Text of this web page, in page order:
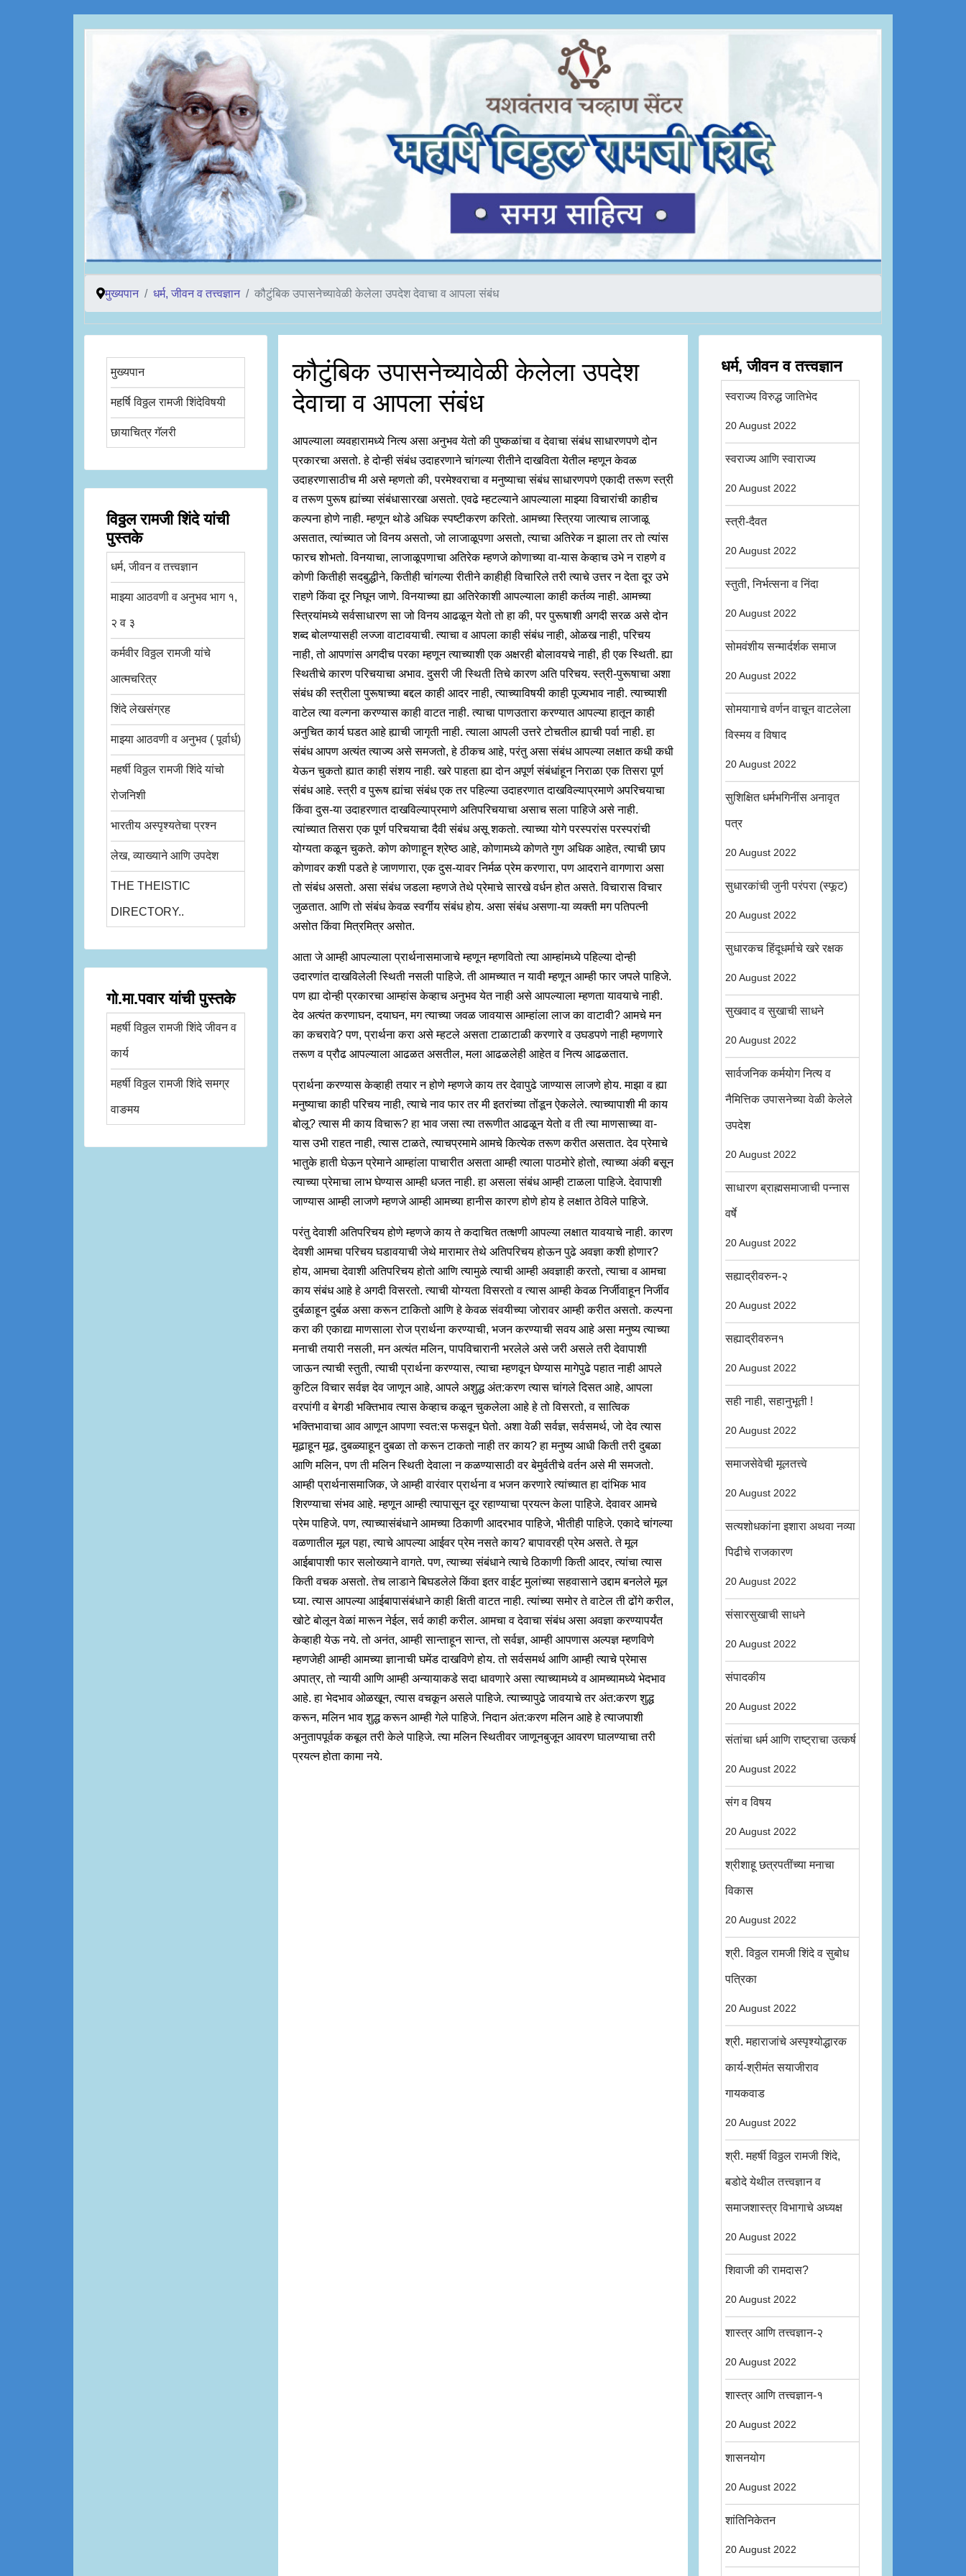
मुख्यपान धर्म, जीवन व तत्त्वज्ञान कौटुंबिक उपासनेच्यावेळी केलेला उपदेश देवाचा व आपला संबंध
मुख्यपान
महर्षि विठ्ठल रामजी शिंदेविषयी
छायाचित्र गॅलरी
विठ्ठल रामजी शिंदे यांची
पुस्तके
धर्म, जीवन व तत्त्वज्ञान
माझ्या आठवणी व अनुभव भाग १,
२ व ३
कर्मवीर विठ्ठल रामजी यांचे
आत्मचरित्र
शिंदे लेखसंग्रह
माझ्या आठवणी व अनुभव ( पूर्वार्ध)
महर्षी विठ्ठल रामजी शिंदे यांचो
रोजनिशी
भारतीय अस्पृश्यतेचा प्रश्न
लेख, व्याख्याने आणि उपदेश
THE THEISTIC
DIRECTORY..
गो.मा.पवार यांची पुस्तके
महर्षी विठ्ठल रामजी शिंदे जीवन व
कार्य
महर्षी विठ्ठल रामजी शिंदे समग्र
वाङमय
कौटुंबिक उपासनेच्यावेळी केलेला उपदेश
देवाचा व आपला संबंध
आपल्याला व्यवहारामध्ये नित्य असा अनुभव येतो की पुष्कळांचा व देवाचा संबंध साधारणपणे दोन
प्रकारचा असतो. हे दोन्ही संबंध उदाहरणाने चांगल्या रीतीने दाखविता येतील म्हणून केवळ
उदाहरणासाठीच मी असे म्हणतो की, परमेश्वराचा व मनुष्याचा संबंध साधारणपणे एकादी तरूण स्त्री
व तरूण पुरूष ह्यांच्या संबंधासारखा असतो. एवढे म्हटल्याने आपल्याला माझ्या विचारांची काहीच
कल्पना होणे नाही. म्हणून थोडे अधिक स्पष्टीकरण करितो. आमच्या स्त्रिया जात्याच लाजाळू
असतात, त्यांच्यात जो विनय असतो, जो लाजाळूपणा असतो, त्याचा अतिरेक न झाला तर तो त्यांस
फारच शोभतो. विनयाचा, लाजाळूपणाचा अतिरेक म्हणजे कोणाच्या वा-यास केव्हाच उभे न राहणे व
कोणी कितीही सदबुद्धीने, कितीही चांगल्या रीतीने काहीही विचारिले तरी त्याचे उत्तर न देता दूर उभे
राहणे किंवा दूर निघून जाणे. विनयाच्या ह्या अतिरेकाशी आपल्याला काही कर्तव्य नाही. आमच्या
स्त्रियांमध्ये सर्वसाधारण सा जो विनय आढळून येतो तो हा की, पर पुरूषाशी अगदी सरळ असे दोन
शब्द बोलण्यासही लज्जा वाटावयाची. त्याचा व आपला काही संबंध नाही, ओळख नाही, परिचय
नाही, तो आपणांस अगदीच परका म्हणून त्याच्याशी एक अक्षरही बोलावयचे नाही, ही एक स्थिती. ह्या
स्थितीचे कारण परिचयाचा अभाव. दुसरी जी स्थिती तिचे कारण अति परिचय. स्त्री-पुरूषाचा अशा
संबंध की स्त्रीला पुरूषाच्या बद्दल काही आदर नाही, त्याच्याविषयी काही पूज्यभाव नाही. त्याच्याशी
वाटेल त्या वल्गना करण्यास काही वाटत नाही. त्याचा पाणउतारा करण्यात आपल्या हातून काही
अनुचित कार्य घडत आहे ह्याची जागृती नाही. त्याला आपली उत्तरे टोचतील ह्याची पर्वा नाही. हा
संबंध आपण अत्यंत त्याज्य असे समजतो, हे ठीकच आहे, परंतु असा संबंध आपल्या लक्षात कधी कधी
येऊन चुकतो ह्यात काही संशय नाही. खरे पाहता ह्या दोन अपूर्ण संबंधांहून निराळा एक तिसरा पूर्ण
संबंध आहे. स्त्री व पुरूष ह्यांचा संबंध एक तर पहिल्या उदाहरणात दाखविल्याप्रमाणे अपरिचयाचा
किंवा दुस-या उदाहरणात दाखविल्याप्रमाणे अतिपरिचयाचा असाच सला पाहिजे असे नाही.
त्यांच्यात तिसरा एक पूर्ण परिचयाचा दैवी संबंध असू शकतो. त्याच्या योगे परस्परांस परस्परांची
योग्यता कळून चुकते. कोण कोणाहून श्रेष्ठ आहे, कोणामध्ये कोणते गुण अधिक आहेत, त्याची छाप
कोणावर कशी पडते हे जाणणारा, एक दुस-यावर निर्मळ प्रेम करणारा, पण आदराने वागणारा असा
तो संबंध असतो. असा संबंध जडला म्हणजे तेथे प्रेमाचे सारखे वर्धन होत असते. विचारास विचार
जुळतात. आणि तो संबंध केवळ स्वर्गीय संबंध होय. असा संबंध असणा-या व्यक्ती मग पतिपत्नी
असोत किंवा मित्रमित्र असोत.
आता जे आम्ही आपल्याला प्रार्थनासमाजाचे म्हणून म्हणवितो त्या आम्हांमध्ये पहिल्या दोन्ही
उदारणांत दाखविलेली स्थिती नसली पाहिजे. ती आमच्यात न यावी म्हणून आम्ही फार जपले पाहिजे.
पण ह्या दोन्ही प्रकारचा आम्हांस केव्हाच अनुभव येत नाही असे आपल्याला म्हणता यावयाचे नाही.
देव अत्यंत करणाघन, दयाघन, मग त्याच्या जवळ जावयास आम्हांला लाज का वाटावी? आमचे मन
का कचरावे? पण, प्रार्थना करा असे म्हटले असता टाळाटाळी करणारे व उघडपणे नाही म्हणणारे
तरूण व प्रौढ आपल्याला आढळत असतील, मला आढळलेही आहेत व नित्य आढळतात.
प्रार्थना करण्यास केव्हाही तयार न होणे म्हणजे काय तर देवापुढे जाण्यास लाजणे होय. माझा व ह्या
मनुष्याचा काही परिचय नाही, त्याचे नाव फार तर मी इतरांच्या तोंडून ऐकलेले. त्याच्यापाशी मी काय
बोलू? त्यास मी काय विचारू? हा भाव जसा त्या तरूणीत आढळून येतो व ती त्या माणसाच्या वा-
यास उभी राहत नाही, त्यास टाळते, त्याचप्रमामे आमचे कित्येक तरूण करीत असतात. देव प्रेमाचे
भातुके हाती घेऊन प्रेमाने आम्हांला पाचारीत असता आम्ही त्याला पाठमोरे होतो, त्याच्या अंकी बसून
त्याच्या प्रेमाचा लाभ घेण्यास आम्ही धजत नाही. हा असला संबंध आम्ही टाळला पाहिजे. देवापाशी
जाण्यास आम्ही लाजणे म्हणजे आम्ही आमच्या हानीस कारण होणे होय हे लक्षात ठेविले पाहिजे.
परंतु देवाशी अतिपरिचय होणे म्हणजे काय ते कदाचित तत्क्षणी आपल्या लक्षात यावयाचे नाही. कारण
देवशी आमचा परिचय घडावयाची जेथे मारामार तेथे अतिपरिचय होऊन पुढे अवज्ञा कशी होणार?
होय, आमचा देवाशी अतिपरिचय होतो आणि त्यामुळे त्याची आम्ही अवज्ञाही करतो, त्याचा व आमचा
काय संबंध आहे हे अगदी विसरतो. त्याची योग्यता विसरतो व त्यास आम्ही केवळ निर्जीवाहून निर्जीव
दुर्बळाहून दुर्बळ असा करून टाकितो आणि हे केवळ संवयीच्या जोरावर आम्ही करीत असतो. कल्पना
करा की एकाद्या माणसाला रोज प्रार्थना करण्याची, भजन करण्याची सवय आहे असा मनुष्य त्याच्या
मनाची तयारी नसली, मन अत्यंत मलिन, पापविचारानी भरलेले असे जरी असले तरी देवापाशी
जाऊन त्याची स्तुती, त्याची प्रार्थना करण्यास, त्याचा म्हणवून घेण्यास मागेपुढे पहात नाही आपले
कुटिल विचार सर्वज्ञ देव जाणून आहे, आपले अशुद्ध अंत:करण त्यास चांगले दिसत आहे, आपला
वरपांगी व बेगडी भक्तिभाव त्यास केव्हाच कळून चुकलेला आहे हे तो विसरतो, व सात्विक
भक्तिभावाचा आव आणून आपणा स्वत:स फसवून घेतो. अशा वेळी सर्वज्ञ, सर्वसमर्थ, जो देव त्यास
मूढाहून मूढ, दुबळ्याहून दुबळा तो करून टाकतो नाही तर काय? हा मनुष्य आधी किती तरी दुबळा
आणि मलिन, पण ती मलिन स्थिती देवाला न कळण्यासाठी वर बेमुर्वतीचे वर्तन असे मी समजतो.
आम्ही प्रार्थनासमाजिक, जे आम्ही वारंवार प्रार्थना व भजन करणारे त्यांच्यात हा दांभिक भाव
शिरण्याचा संभव आहे. म्हणून आम्ही त्यापासून दूर रहाण्याचा प्रयत्न केला पाहिजे. देवावर आमचे
प्रेम पाहिजे. पण, त्याच्यासंबंधाने आमच्या ठिकाणी आदरभाव पाहिजे, भीतीही पाहिजे. एकादे चांगल्या
वळणातील मूल पहा, त्याचे आपल्या आईवर प्रेम नसते काय? बापावरही प्रेम असते. ते मूल
आईबापाशी फार सलोख्याने वागते. पण, त्याच्या संबंधाने त्याचे ठिकाणी किती आदर, त्यांचा त्यास
किती वचक असतो. तेच लाडाने बिघडलेले किंवा इतर वाईट मुलांच्या सहवासाने उद्दाम बनलेले मूल
घ्या. त्यास आपल्या आईबापासंबंधाने काही क्षिती वाटत नाही. त्यांच्या समोर ते वाटेल ती ढोंगे करील,
खोटे बोलून वेळां मारून नेईल, सर्व काही करील. आमचा व देवाचा संबंध असा अवज्ञा करण्यापर्यंत
केव्हाही येऊ नये. तो अनंत, आम्ही सान्ताहून सान्त, तो सर्वज्ञ, आम्ही आपणास अल्पज्ञ म्हणविणे
म्हणजेही आम्ही आमच्या ज्ञानाची घमेंड दाखविणे होय. तो सर्वसमर्थ आणि आम्ही त्याचे प्रेमास
अपात्र, तो न्यायी आणि आम्ही अन्यायाकडे सदा धावणारे असा त्याच्यामध्ये व आमच्यामध्ये भेदभाव
आहे. हा भेदभाव ओळखून, त्यास वचकून असले पाहिजे. त्याच्यापुढे जावयाचे तर अंत:करण शुद्ध
करून, मलिन भाव शुद्ध करून आम्ही गेले पाहिजे. निदान अंत:करण मलिन आहे हे त्याजपाशी
अनुतापपूर्वक कबूल तरी केले पाहिजे. त्या मलिन स्थितीवर जाणूनबुजून आवरण घालण्याचा तरी
प्रयत्न होता कामा नये.
धर्म, जीवन व तत्त्वज्ञान
स्वराज्य विरुद्ध जातिभेद
20 August 2022
स्वराज्य आणि स्वाराज्य
20 August 2022
स्त्री-दैवत
20 August 2022
स्तुती, निर्भत्सना व निंदा
20 August 2022
सोमवंशीय सन्मार्दर्शक समाज
20 August 2022
सोमयागाचे वर्णन वाचून वाटलेला
विस्मय व विषाद
20 August 2022
सुशिक्षित धर्मभगिनींस अनावृत
पत्र
20 August 2022
सुधारकांची जुनी परंपरा (स्फूट)
20 August 2022
सुधारकच हिंदूधर्माचे खरे रक्षक
20 August 2022
सुखवाद व सुखाची साधने
20 August 2022
सार्वजनिक कर्मयोग नित्य व
नैमित्तिक उपासनेच्या वेळी केलेले
उपदेश
20 August 2022
साधारण ब्राह्मसमाजाची पन्नास
वर्षे
20 August 2022
सह्याद्रीवरुन-२
20 August 2022
सह्याद्रीवरुन१
20 August 2022
सही नाही, सहानुभूती !
20 August 2022
समाजसेवेची मूलतत्त्वे
20 August 2022
सत्यशोधकांना इशारा अथवा नव्या
पिढीचे राजकारण
20 August 2022
संसारसुखाची साधने
20 August 2022
संपादकीय
20 August 2022
संतांचा धर्म आणि राष्ट्राचा उत्कर्ष
20 August 2022
संग व विषय
20 August 2022
श्रीशाहू छत्रपतींच्या मनाचा
विकास
20 August 2022
श्री. विठ्ठल रामजी शिंदे व सुबोध
पत्रिका
20 August 2022
श्री. महाराजांचे अस्पृश्योद्धारक
कार्य-श्रीमंत सयाजीराव
गायकवाड
20 August 2022
श्री. महर्षी विठ्ठल रामजी शिंदे,
बडोदे येथील तत्त्वज्ञान व
समाजशास्त्र विभागाचे अध्यक्ष
20 August 2022
शिवाजी की रामदास?
20 August 2022
शास्त्र आणि तत्त्वज्ञान-२
20 August 2022
शास्त्र आणि तत्त्वज्ञान-१
20 August 2022
शासनयोग
20 August 2022
शांतिनिकेतन
20 August 2022